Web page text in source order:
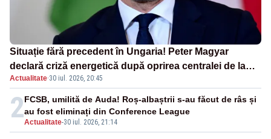
Situație fără precedent în Ungaria! Peter Magyar
declară criză energetică după oprirea centralei de la
Paks
Actualitate·30 iul. 2026, 20:45
2Actualitate-30 iul. 2026, 21:14
FCSB, umilită de Auda! Roș-albaștrii s-au făcut de râs și
au fost eliminați din Conference League